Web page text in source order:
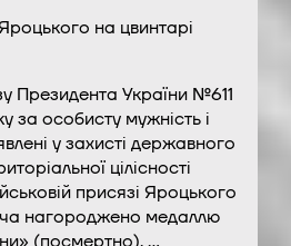
на цвинтарі
Президента України №611
за особисту мужність і
у захисті державного
цілісності
присязі Яроцького
нагороджено медаллю